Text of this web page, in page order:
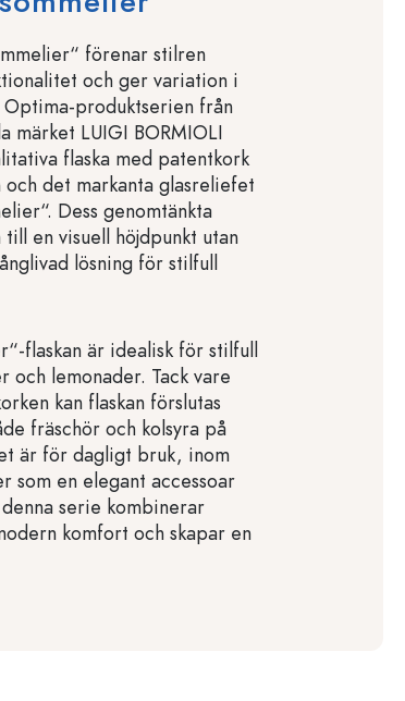
förenar stilren
och ger variation i
Optima-produktserien från
märket LUIGI BORMIOLI
flaska med patentkork
det markanta glasreliefet
Dess genomtänkta
en visuell höjdpunkt utan
lösning för stilfull
flaskan är idealisk för stilfull
och lemonader. Tack vare
kan flaskan förslutas
fräschör och kolsyra på
är för dagligt bruk, inom
som en elegant accessoar
serie kombinerar
komfort och skapar en